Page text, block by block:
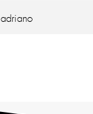
adriano